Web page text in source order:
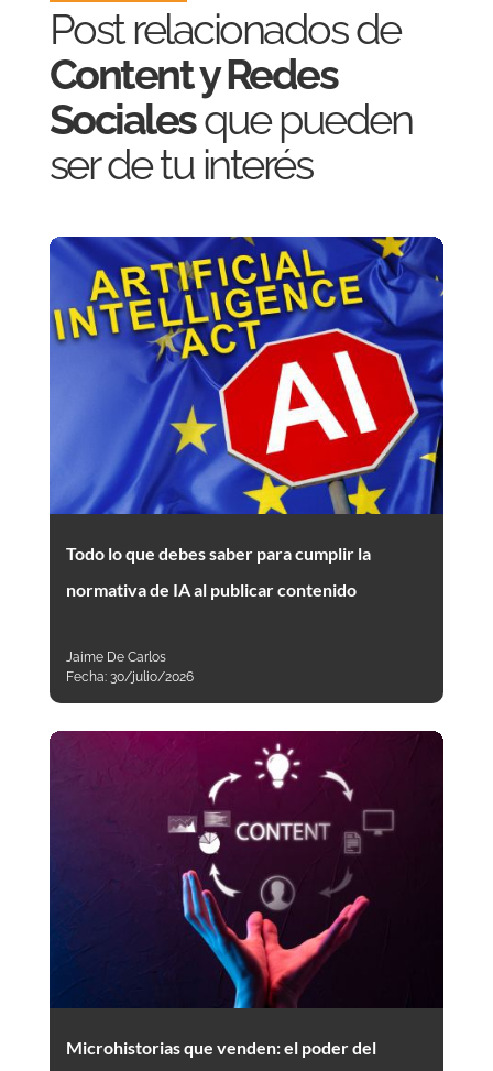
Post relacionados de
Content y Redes
Socialesque pueden
ser de tu interés
Todo lo que debes saber para cumplir la
normativa de IA al publicar contenido
Jaime De Carlos
Fecha: 30/julio/2026
Microhistorias que venden: el poder del